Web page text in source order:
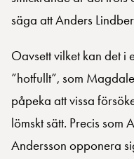
säga att Anders
Oavsett vilket kan det i
”hotfullt”, som
påpeka att vissa
lömskt sätt. Precis
Andersson opponera